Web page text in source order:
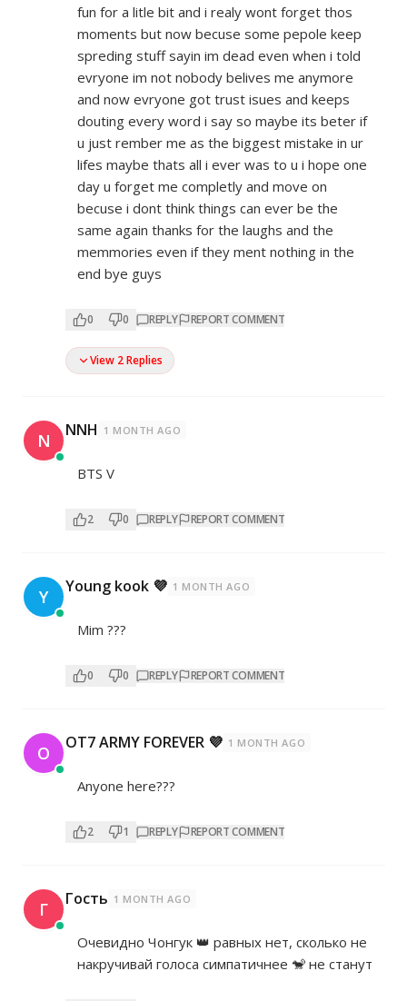
fun for a litle bit and i realy wont forget thos
moments but now becuse some pepole keep
spreding stuff sayin im dead even when i told
evryone im not nobody belives me anymore
and now evryone got trust isues and keeps
douting every word i say so maybe its beter if
u just rember me as the biggest mistake in ur
lifes maybe thats all i ever was to u i hope one
day u forget me completly and move on
becuse i dont think things can ever be the
same again thanks for the laughs and the
memmories even if they ment nothing in the
end bye guys
0 0 REPLY REPORT COMMENT
View 2 Replies
N NNH 1 MONTH AGO
BTS V
2 0 REPLY REPORT COMMENT
Y Young kook 💜 1 MONTH AGO
Mim ???
0 0 REPLY REPORT COMMENT
O OT7 ARMY FOREVER 💜 1 MONTH AGO
Anyone here???
2 1 REPLY REPORT COMMENT
Г Гость 1 MONTH AGO
Очевидно Чонгук 👑 равных нет, сколько не
накручивай голоса симпатичнее 🐒 не станут